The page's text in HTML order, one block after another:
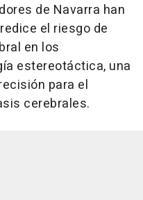
de Navarra han
el riesgo de
en los
estereotáctica, una
para el
cerebrales.